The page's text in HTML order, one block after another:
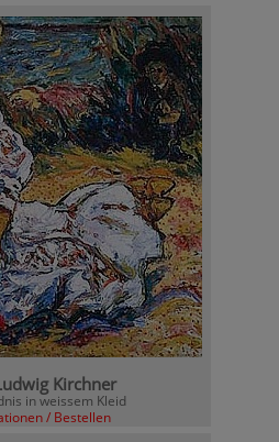
Kirchner
in weissem Kleid
/ Bestellen